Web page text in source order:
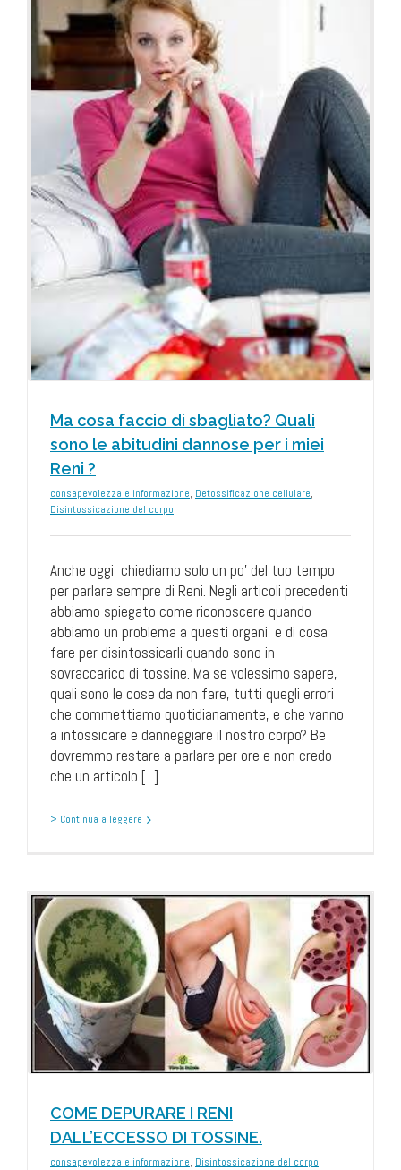
Ma cosa faccio di sbagliato? Quali
sono le abitudini dannose per i miei
Reni ?
consapevolezza e informazione, Detossificazione cellulare,
Disintossicazione del corpo
Anche oggi chiediamo solo un po’ del tuo tempo
per parlare sempre di Reni. Negli articoli precedenti
abbiamo spiegato come riconoscere quando
abbiamo un problema a questi organi, e di cosa
fare per disintossicarli quando sono in
sovraccarico di tossine. Ma se volessimo sapere,
quali sono le cose da non fare, tutti quegli errori
che commettiamo quotidianamente, e che vanno
a intossicare e danneggiare il nostro corpo? Be
dovremmo restare a parlare per ore e non credo
che un articolo [...]
> Continua a leggere
COME DEPURARE I RENI
DALL’ECCESSO DI TOSSINE.
consapevolezza e informazione, Disintossicazione del corpo